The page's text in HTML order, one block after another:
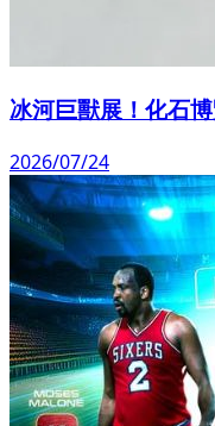
冰河巨獸展！化石
2026/07/24